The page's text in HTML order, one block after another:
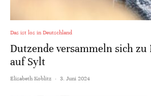
Das ist los in Deutschland
Dutzende versammeln sich zu
auf Sylt
Elisabeth Koblitz · 3. Juni 2024